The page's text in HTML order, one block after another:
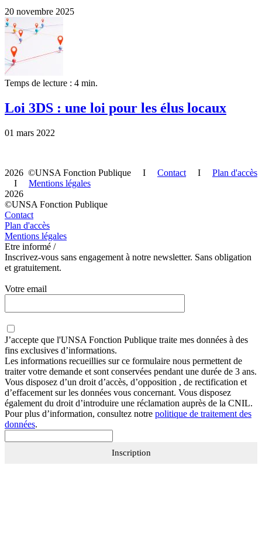
20 novembre 2025
Temps de lecture : 4 min.
Loi 3DS : une loi pour les élus locaux
01 mars 2022
2026 ©UNSA Fonction Publique I Contact I Plan d'accès
I Mentions légales
2026
©UNSA Fonction Publique
Contact
Plan d'accès
Mentions légales
Etre informé /
Inscrivez-vous sans engagement à notre newsletter. Sans obligation
et gratuitement.
Votre email
J’accepte que l'UNSA Fonction Publique traite mes données à des
fins exclusives d’informations.
Les informations recueillies sur ce formulaire nous permettent de
traiter votre demande et sont conservées pendant une durée de 3 ans.
Vous disposez d’un droit d’accès, d’opposition , de rectification et
d’effacement sur les données vous concernant. Vous disposez
également du droit d’introduire une réclamation auprès de la CNIL.
Pour plus d’information, consultez notre politique de traitement des
données.
Inscription